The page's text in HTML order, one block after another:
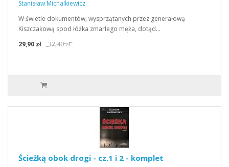
Stanisław Michalkiewicz
W świetle dokumentów, wysprzątanych przez generałową
Kiszczakową spod łóżka zmarłego męża, dotąd…
29,90 zł
32,40 zł
Ścieżką obok drogi - cz.1 i 2 - komplet